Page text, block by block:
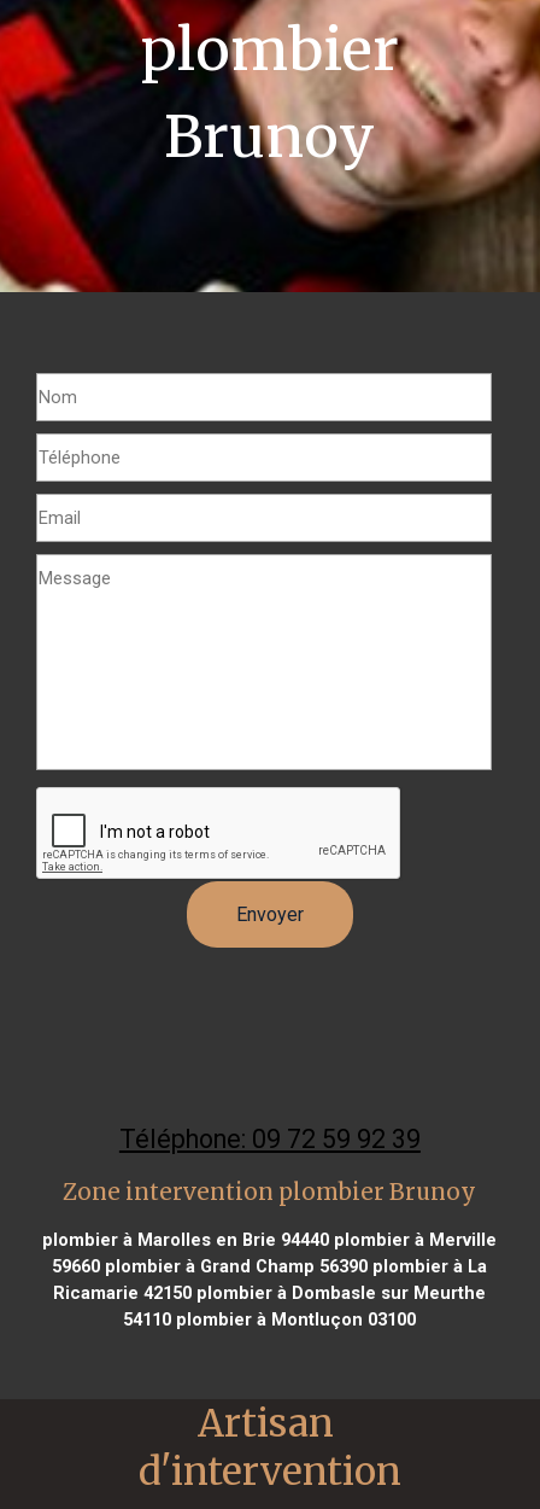
plombier
Brunoy
Téléphone: 09 72 59 92 39
Zone intervention plombier Brunoy
plombier à Marolles en Brie 94440 plombier à Merville
59660 plombier à Grand Champ 56390 plombier à La
Ricamarie 42150 plombier à Dombasle sur Meurthe
54110 plombier à Montluçon 03100
Artisan
d'intervention